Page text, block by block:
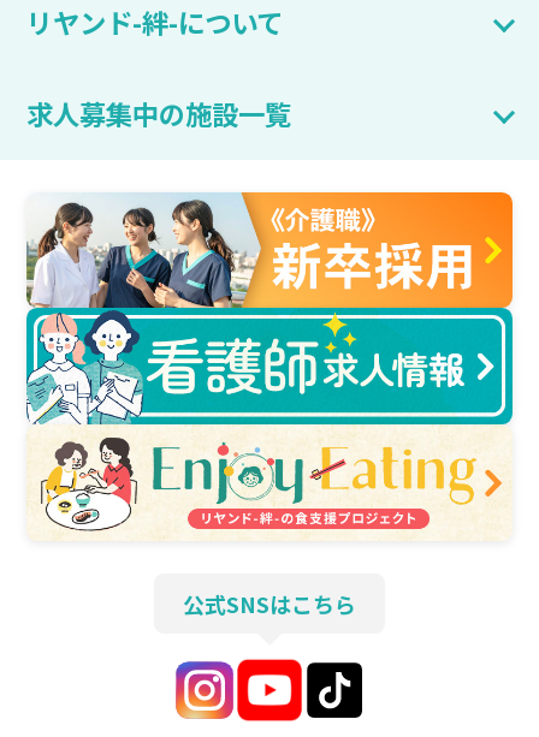
リヤンド-絆-について
求人募集中の施設一覧
公式SNSはこちら